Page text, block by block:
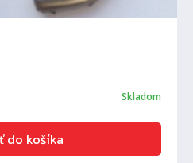
Skladom
do košíka